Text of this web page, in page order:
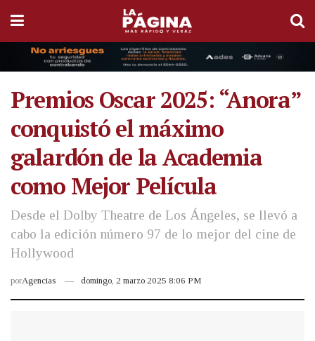
Premios Oscar 2025: “Anora”
conquistó el máximo
galardón de la Academia
como Mejor Película
Desde el Dolby Theatre de Los Ángeles, se llevó a
cabo la edición número 97 de lo mejor del cine de
Hollywood
porAgencias domingo, 2 marzo 2025 8:06 PM